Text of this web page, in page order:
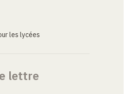
les lycées
lettre